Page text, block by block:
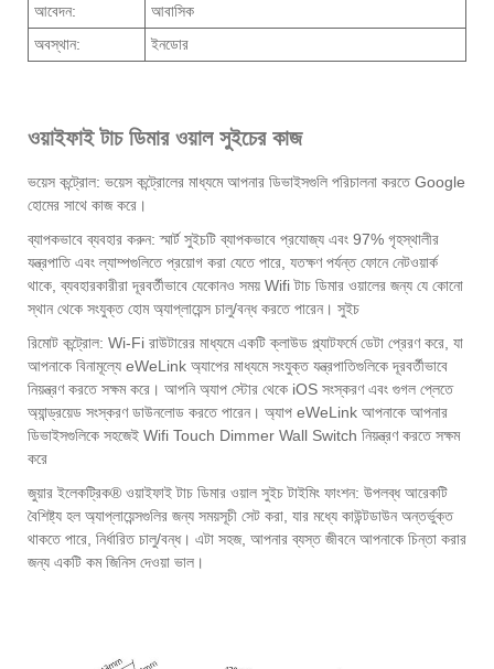
আবেদন:
আবাসিক
অবস্থান:
ইনডোর
ওয়াইফাই টাচ ডিমার ওয়াল সুইচের কাজ
ভয়েস কন্ট্রোল: ভয়েস কন্ট্রোলের মাধ্যমে আপনার ডিভাইসগুলি পরিচালনা করতে Google
হোমের সাথে কাজ করে।
ব্যাপকভাবে ব্যবহার করুন: স্মার্ট সুইচটি ব্যাপকভাবে প্রযোজ্য এবং 97% গৃহস্থালীর
যন্ত্রপাতি এবং ল্যাম্পগুলিতে প্রয়োগ করা যেতে পারে, যতক্ষণ পর্যন্ত ফোনে নেটওয়ার্ক
থাকে, ব্যবহারকারীরা দূরবর্তীভাবে যেকোনও সময় Wifi টাচ ডিমার ওয়ালের জন্য যে কোনো
স্থান থেকে সংযুক্ত হোম অ্যাপ্লায়েন্স চালু/বন্ধ করতে পারেন। সুইচ
রিমোট কন্ট্রোল: Wi-Fi রাউটারের মাধ্যমে একটি ক্লাউড প্ল্যাটফর্মে ডেটা প্রেরণ করে, যা
আপনাকে বিনামূল্যে eWeLink অ্যাপের মাধ্যমে সংযুক্ত যন্ত্রপাতিগুলিকে দূরবর্তীভাবে
নিয়ন্ত্রণ করতে সক্ষম করে। আপনি অ্যাপ স্টোর থেকে iOS সংস্করণ এবং গুগল প্লেতে
অ্যান্ড্রয়েড সংস্করণ ডাউনলোড করতে পারেন। অ্যাপ eWeLink আপনাকে আপনার
ডিভাইসগুলিকে সহজেই Wifi Touch Dimmer Wall Switch নিয়ন্ত্রণ করতে সক্ষম
করে
জুয়ার ইলেকট্রিক® ওয়াইফাই টাচ ডিমার ওয়াল সুইচ টাইমিং ফাংশন: উপলব্ধ আরেকটি
বৈশিষ্ট্য হল অ্যাপ্লায়েন্সগুলির জন্য সময়সূচী সেট করা, যার মধ্যে কাউন্টডাউন অন্তর্ভুক্ত
থাকতে পারে, নির্ধারিত চালু/বন্ধ। এটা সহজ, আপনার ব্যস্ত জীবনে আপনাকে চিন্তা করার
জন্য একটি কম জিনিস দেওয়া ভাল।